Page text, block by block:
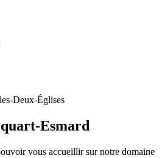
Deux-Églises
Esmard
vous accueillir sur notre domaine